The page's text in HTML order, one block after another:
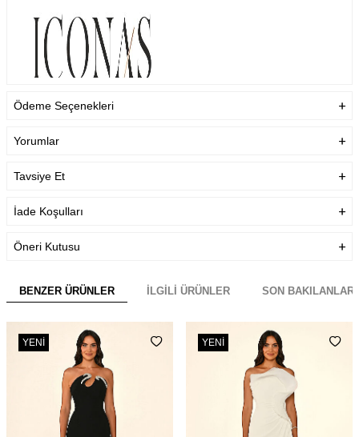
Ödeme Seçenekleri
Yorumlar
Tavsiye Et
İade Koşulları
Öneri Kutusu
BENZER ÜRÜNLER İLGILI ÜRÜNLER SON BAKILANLAR
YENI YENI